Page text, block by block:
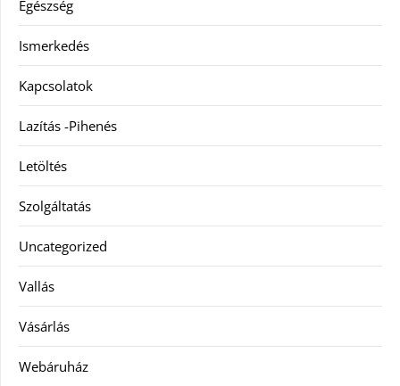
Egészség
Ismerkedés
Kapcsolatok
Lazítás -Pihenés
Letöltés
Szolgáltatás
Uncategorized
Vallás
Vásárlás
Webáruház